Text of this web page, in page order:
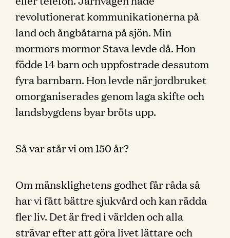
revolutionerat kommunikationerna på
land och ångbåtarna på sjön. Min
mormors mormor Stava levde då. Hon
födde 14 barn och uppfostrade dessutom
fyra barnbarn. Hon levde när jordbruket
omorganiserades genom laga skifte och
landsbygdens byar bröts upp.
Så var står vi om 150 år?
Om mänsklighetens godhet får råda så
har vi fått bättre sjukvård och kan rädda
fler liv. Det är fred i världen och alla
strävar efter att göra livet lättare och